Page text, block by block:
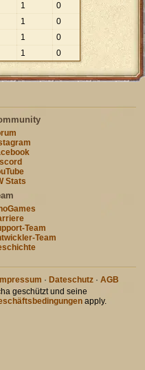
1
0
1
0
1
0
1 0
Stats
Team
Team
Impressum · Dateschutz· AGB
geschützt und seine
apply.